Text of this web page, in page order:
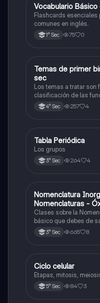
VInglés
Vocabulario
Flashcards esenciales
comunes en inglés.
1° Sec 75 0
Química
Temas de primer
sec
Los temas a tratar son
clasificación de las
y los óxidos ácidos
4° Sec 257 4
Química
Tabla Periódica
Los grupos
3° Sec 264 4
Química
Nomenclatura
Nomenclaturas -
Hidróxido o Bases
Clases sobre la
básico que debes de
2025)3° Sec 665 8
Biología
Ciclo celular
Etapas, mitosis,
5° Sec 84 3